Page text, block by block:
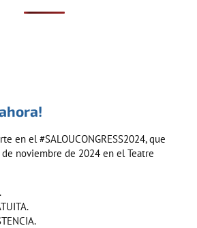
en el #SALOUCONGRESS2024, que
noviembre de 2024 en el Teatre